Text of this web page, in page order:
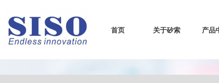
首页 关于矽索 产品